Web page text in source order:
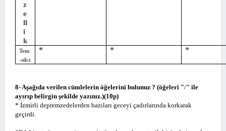
z
e
ll
i
k
Tem
-silci
* * *
8- Aşağıda verilen cümlelerin öğelerini bulunuz ? (öğeleri "/" ile
ayırıp belirgin şekilde yazınız.)(10p)
* İzmirli depremzedelerden bazıları geceyi çadırlarında korkarak
geçirdi.